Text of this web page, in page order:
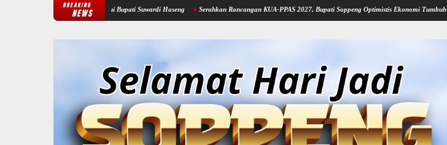
BREAKING
NEWS
Temui Bupati Suwardi Haseng Serahkan Rancangan KUA-PPAS 2027, Bupati Soppeng Optimistis Ekonomi Tumbuh di Tengah Tekanan Fiskal